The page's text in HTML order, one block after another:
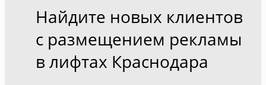
Найдите новых клиентов
с размещением рекламы
в лифтах Краснодара